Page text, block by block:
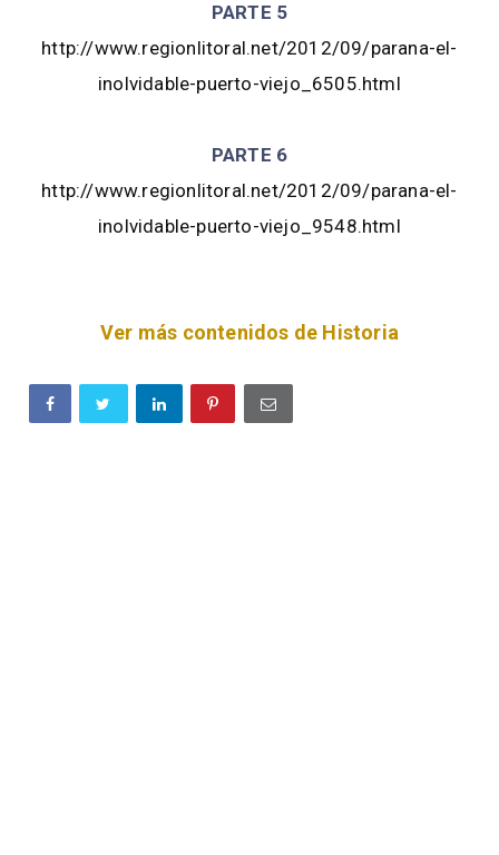
PARTE 5
http://www.regionlitoral.net/2012/09/parana-el-
inolvidable-puerto-viejo_6505.html
PARTE 6
http://www.regionlitoral.net/2012/09/parana-el-
inolvidable-puerto-viejo_9548.html
Ver más contenidos de Historia